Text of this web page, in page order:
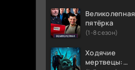
Великолепная
пятёрка
(1-8 сезон)
Ходячие
мертвецы: